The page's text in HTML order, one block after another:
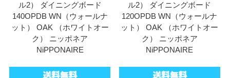
ル2） ダイニングボード
140OPDB WN（ウォールナ
ット） OAK （ホワイトオー
ク） ニッポネア
NiPPONAIRE
ル2） ダイニングボード
120OPDB WN（ウォールナ
ット） OAK （ホワイトオー
ク） ニッポネア
NiPPONAIRE